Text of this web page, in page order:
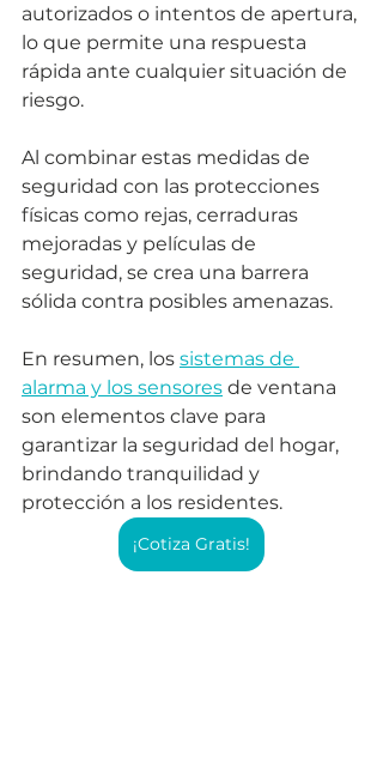
autorizados o intentos de apertura,
lo que permite una respuesta
rápida ante cualquier situación de
riesgo.
Al combinar estas medidas de
seguridad con las protecciones
físicas como rejas, cerraduras
mejoradas y películas de
seguridad, se crea una barrera
sólida contra posibles amenazas.
En resumen, los sistemas de
alarma y los sensores de ventana
son elementos clave para
garantizar la seguridad del hogar,
brindando tranquilidad y
protección a los residentes.
¡Cotiza Gratis!